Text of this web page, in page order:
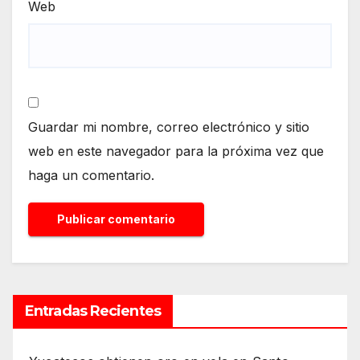
Web
Guardar mi nombre, correo electrónico y sitio
web en este navegador para la próxima vez que
haga un comentario.
Entradas Recientes